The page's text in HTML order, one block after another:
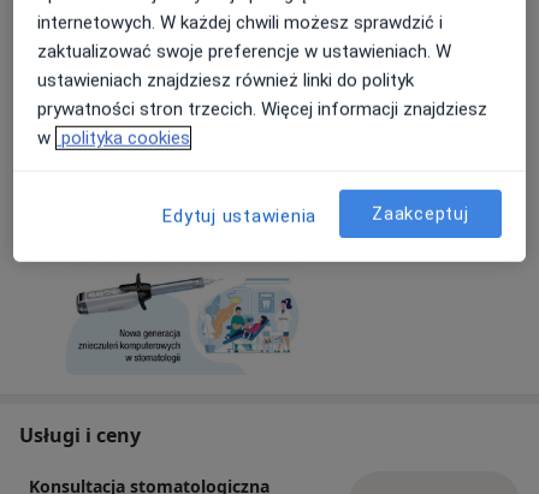
lek. dent. Kinga Soboń
Jarońskich 3, 25-335 Kielce
Bezbolesne znieczulenia komputerowe. Zapomnij
o strachu!
Usługi i ceny
Konsultacja stomatologiczna
internetowych. W każdej chwili możesz sprawdzić i
zaktualizować swoje preferencje w ustawieniach. W
ustawieniach znajdziesz również linki do polityk
prywatności stron trzecich. Więcej informacji znajdziesz
w polityka cookies
Edytuj ustawienia Zaakceptuj